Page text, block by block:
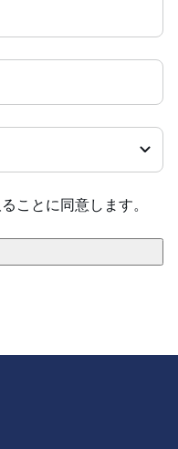
ことに同意します。